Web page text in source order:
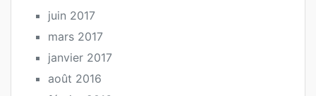
juin 2017
mars 2017
janvier 2017
août 2016